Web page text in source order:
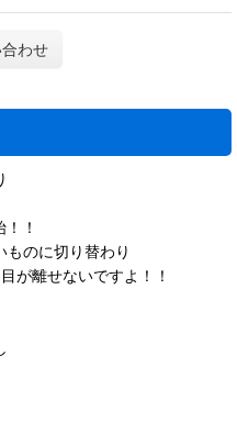
わせ
！
ものに切り替わり
が離せないですよ！！